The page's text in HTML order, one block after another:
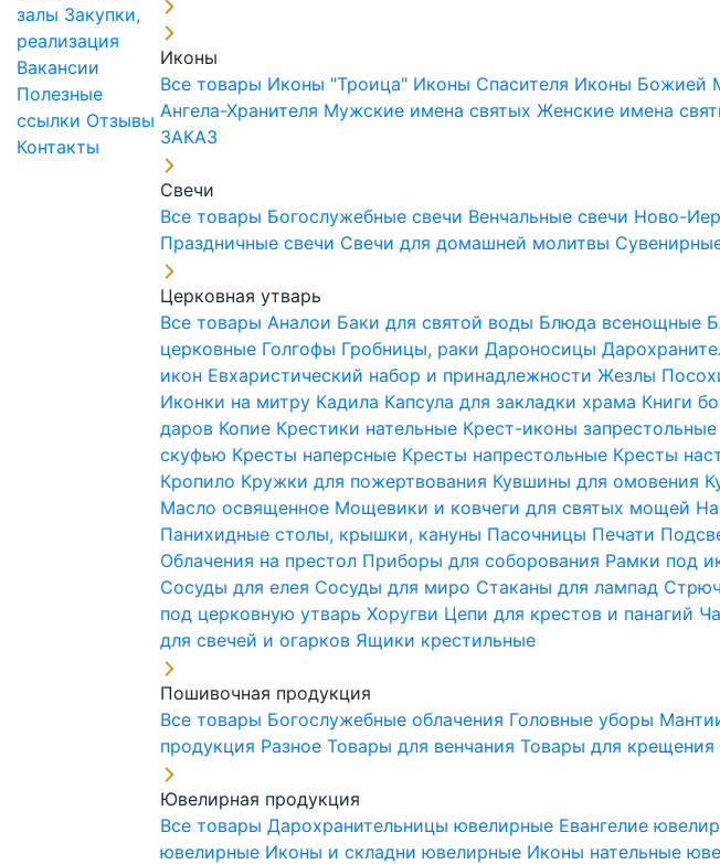
залы Закупки,
реализация
Вакансии
Полезные
ссылки Отзывы
Контакты
Иконы
Все товары Иконы "Троица" Иконы Спасителя Иконы Божией
Ангела-Хранителя Мужские имена святыхЖенские имена
ЗАКАЗ
Свечи
Все товары Богослужебные свечи Венчальные свечи Ново-
Праздничные свечи Свечи для домашней молитвы
Церковная утварь
Все товарыАналои Баки для святой воды Блюда всенощные
церковные Голгофы Гробницы, ракиДароносицы
икон Евхаристический набор и принадлежностиЖезлы
Иконки на митру Кадила Капсула для закладки храма Книги
даров Копие Крестики нательные Крест-иконы запрестольные
скуфью Кресты наперсные Кресты напрестольные Кресты
Кропило Кружки для пожертвования Кувшины для омовения
Масло освященное Мощевики и ковчеги для святых мощей
Панихидные столы, крышки, кануны Пасочницы Печати
Облачения на престол Приборы для соборования Рамки под
Сосуды для елея Сосуды для миро Стаканы для лампад
под церковную утварьХоругви Цепи для крестов и панагий
для свечей и огарков Ящики крестильные
Пошивочная продукция
Все товары Богослужебные облачения Головные уборы
продукция РазноеТовары для венчанияТовары для крещения
Ювелирная продукция
Все товарыДарохранительницы ювелирные Евангелие
ювелирные Иконы и складни ювелирные Иконы нательные